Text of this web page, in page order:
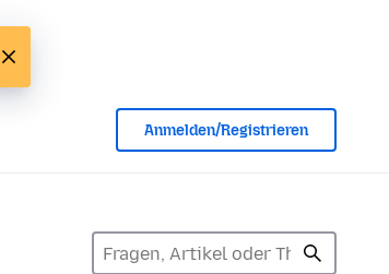
Anmelden/Registrieren